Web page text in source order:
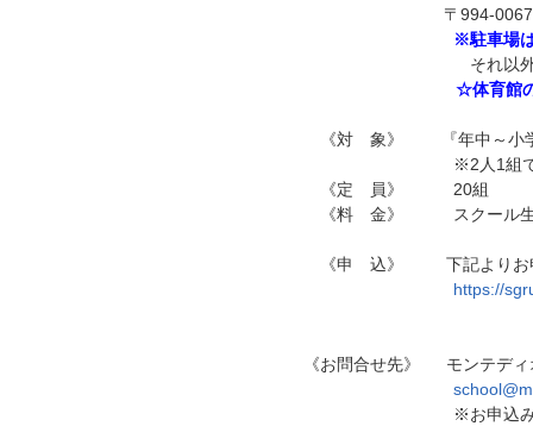
〒994-0067 山形
※駐車場
それ以外
☆体育館
《対 象》 『年中～小学1
※2人1組でご参
《定 員》 20組
《料 金》 スクール生
《申 込》 下記よりお申
https://
《お問合せ先》 モンテデ
※お申込み後は、